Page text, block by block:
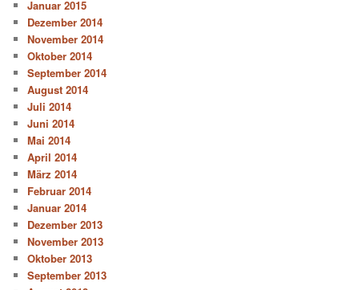
Januar 2015
Dezember 2014
November 2014
Oktober 2014
September 2014
August 2014
Juli 2014
Juni 2014
Mai 2014
April 2014
März 2014
Februar 2014
Januar 2014
Dezember 2013
November 2013
Oktober 2013
September 2013